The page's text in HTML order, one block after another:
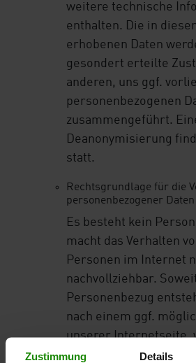
Zustimmung Details
weitere technische
enthalten. Die in
erhobenen Daten
gesondert erteilte
anderen, uns ggf.
personenbezogenen
zusammengeführt.
Deanonymisierung
statt.
Rechtsgrundlage für die
personenbezogener Daten
Es besteht kein
macht das Verhalten
Personen im Internet
nachvollziehbar.
Personenbezug
nach einem ggf.
unserer Internetseite,
Art. 6 Abs.1 lit.a